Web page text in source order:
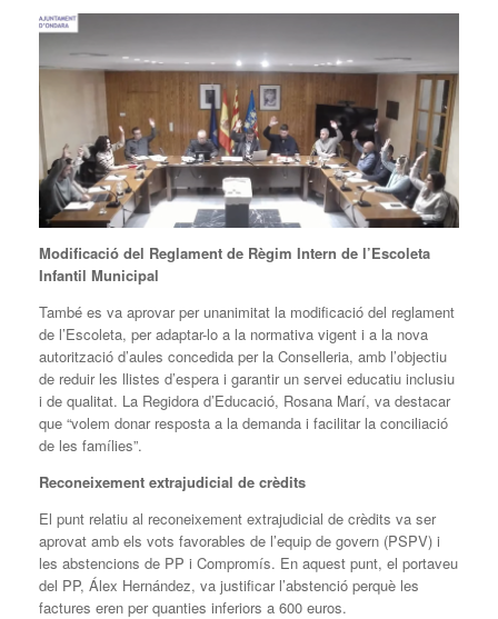
Modificació del Reglament de Règim Intern de l’Escoleta
Infantil Municipal
També es va aprovar per unanimitat la modificació del reglament
de l’Escoleta, per adaptar-lo a la normativa vigent i a la nova
autorització d’aules concedida per la Conselleria, amb l’objectiu
de reduir les llistes d’espera i garantir un servei educatiu inclusiu
i de qualitat. La Regidora d’Educació, Rosana Marí, va destacar
que “volem donar resposta a la demanda i facilitar la conciliació
de les famílies”.
Reconeixement extrajudicial de crèdits
El punt relatiu al reconeixement extrajudicial de crèdits va ser
aprovat amb els vots favorables de l’equip de govern (PSPV) i
les abstencions de PP i Compromís. En aquest punt, el portaveu
del PP, Álex Hernández, va justificar l’abstenció perquè les
factures eren per quanties inferiors a 600 euros.